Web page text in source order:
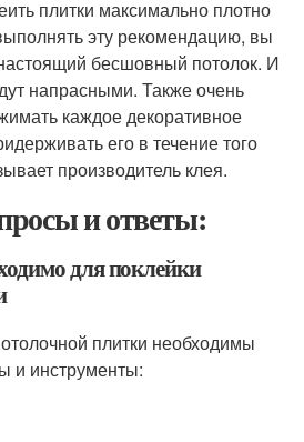
плитки максимально плотно
эту рекомендацию, вы
бесшовный потолок. И
напрасными. Также очень
каждое декоративное
его в течение того
производитель клея.
и ответы:
для поклейки
плитки необходимы
и инструменты: